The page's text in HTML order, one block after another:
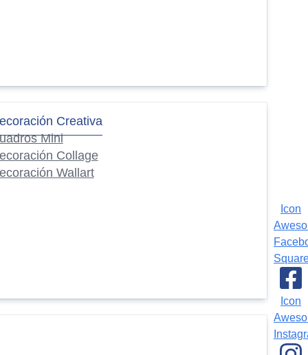
Creativa
Mini
Collage
Wallart
Icon
Icon